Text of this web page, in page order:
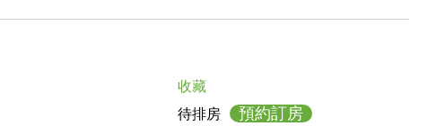
收藏
待排房
預約訂房